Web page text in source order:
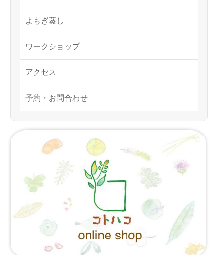
よもぎ蒸し
ワークショップ
アクセス
予約・お問合わせ